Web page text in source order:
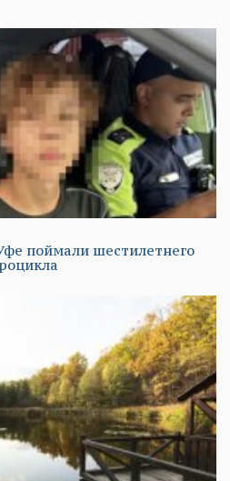
поймали шестилетнего